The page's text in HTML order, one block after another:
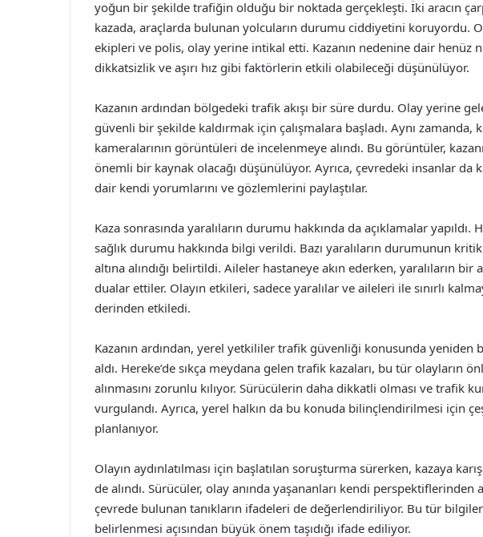
yoğun bir şekilde trafiğin olduğu bir noktada gerçekleşti. İki aracın
kazada, araçlarda bulunan yolcuların durumu ciddiyetini koruyordu.
ekipleri ve polis, olay yerine intikal etti. Kazanın nedenine dair henüz
dikkatsizlik ve aşırı hız gibi faktörlerin etkili olabileceği düşünülüyor.
Kazanın ardından bölgedeki trafik akışı bir süre durdu. Olay yerine
güvenli bir şekilde kaldırmak için çalışmalara başladı. Aynı
kameralarının görüntüleri de incelenmeye alındı. Bu görüntüler,
önemli bir kaynak olacağı düşünülüyor. Ayrıca, çevredeki insanlar da
dair kendi yorumlarını ve gözlemlerini paylaştılar.
Kaza sonrasında yaralıların durumu hakkında da açıklamalar yapıldı.
sağlık durumu hakkında bilgi verildi. Bazı yaralıların durumunun
altına alındığı belirtildi. Aileler hastaneye akın ederken, yaralıların bir
dualar ettiler. Olayın etkileri, sadece yaralılar ve aileleri ile sınırlı
derinden etkiledi.
Kazanın ardından, yerel yetkililer trafik güvenliği konusunda yeniden
aldı. Hereke’de sıkça meydana gelen trafik kazaları, bu tür olayların
alınmasını zorunlu kılıyor. Sürücülerin daha dikkatli olması ve trafik
vurgulandı. Ayrıca, yerel halkın da bu konuda bilinçlendirilmesi için
planlanıyor.
Olayın aydınlatılması için başlatılan soruşturma sürerken, kazaya
de alındı. Sürücüler, olay anında yaşananları kendi perspektiflerinden
çevrede bulunan tanıkların ifadeleri de değerlendiriliyor. Bu tür
belirlenmesi açısından büyük önem taşıdığı ifade ediliyor.